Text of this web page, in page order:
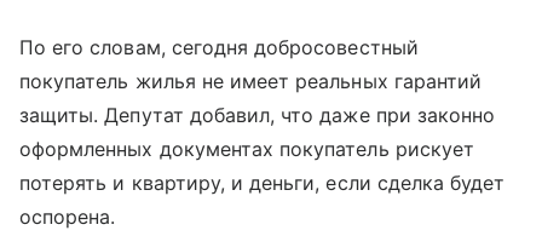
По его словам, сегодня добросовестный
покупатель жилья не имеет реальных гарантий
защиты. Депутат добавил, что даже при законно
оформленных документах покупатель рискует
потерять и квартиру, и деньги, если сделка будет
оспорена.